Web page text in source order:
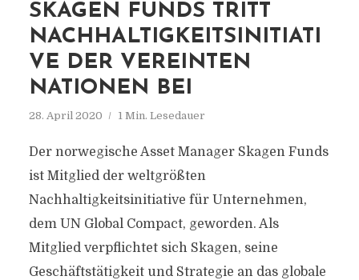
SKAGEN FUNDS TRITT
NACHHALTIGKEITSINITIATI
VE DER VEREINTEN
NATIONEN BEI
28. April 2020 1 Min. Lesedauer
Der norwegische Asset Manager Skagen Funds
ist Mitglied der weltgrößten
Nachhaltigkeitsinitiative für Unternehmen,
dem UN Global Compact, geworden. Als
Mitglied verpflichtet sich Skagen, seine
Geschäftstätigkeit und Strategie an das globale